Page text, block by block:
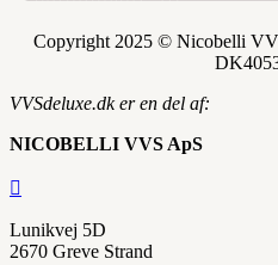
Copyright 2025 © Nicobelli
DK
VVSdeluxe.dk er en del af:
NICOBELLI VVS ApS

Lunikvej 5D
2670 Greve Strand